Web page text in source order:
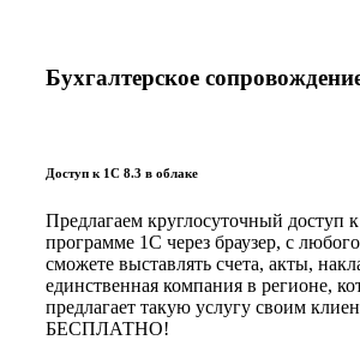
Бухгалтерское
Доступ к 1С 8.3 в облаке
Предлагаем круглосуточный доступ к
программе 1С через браузер, с
сможете выставлять счета, акты,
единственная компания в регионе,
предлагает такую услугу своим
БЕСПЛАТНО!